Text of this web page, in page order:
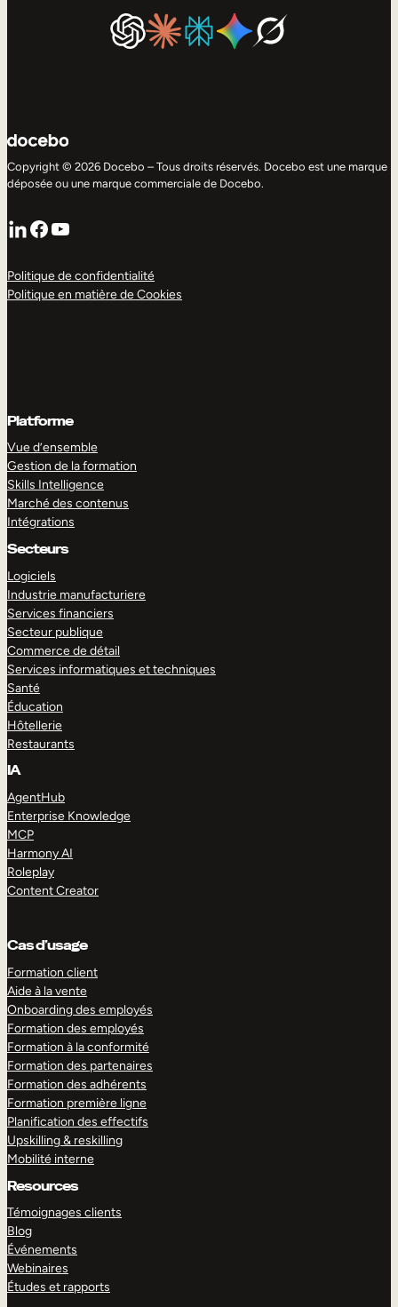
Copyright © 2026 Docebo – Tous droits réservés. Docebo est une marque
déposée ou une marque commerciale de Docebo.
LinkedIn
Facebook
YouTube
Politique de confidentialité
Politique en matière de Cookies
Platforme
Vue d’ensemble
Gestion de la formation
Skills Intelligence
Marché des contenus
Intégrations
Secteurs
Logiciels
Industrie manufacturiere
Services financiers
Secteur publique
Commerce de détail
Services informatiques et techniques
Santé
Éducation
Hôtellerie
Restaurants
IA
AgentHub
Enterprise Knowledge
MCP
Harmony AI
Roleplay
Content Creator
Cas d’usage
Formation client
Aide à la vente
Onboarding des employés
Formation des employés
Formation à la conformité
Formation des partenaires
Formation des adhérents
Formation première ligne
Planification des effectifs
Upskilling & reskilling
Mobilité interne
Resources
Témoignages clients
Blog
Événements
Webinaires
Études et rapports